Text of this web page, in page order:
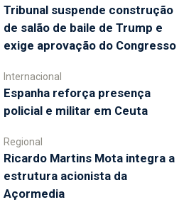
Tribunal suspende construção
de salão de baile de Trump e
exige aprovação do Congresso
Internacional
Espanha reforça presença
policial e militar em Ceuta
Regional
Ricardo Martins Mota integra a
estrutura acionista da
Açormedia